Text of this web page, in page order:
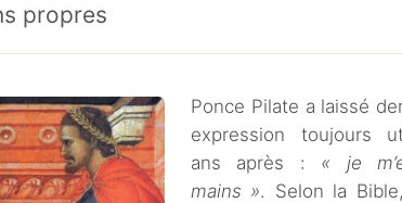
propres
Ponce Pilate a laissé
expression toujours
ans après : « je
mains ». Selon la